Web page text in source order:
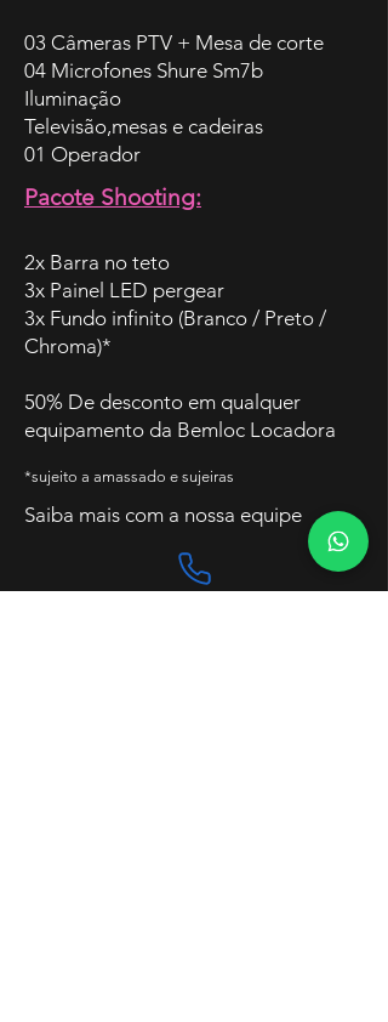
03 Câmeras PTV + Mesa de corte
04 Microfones Shure Sm7b
Iluminação
Televisão,mesas e cadeiras
01 Operador
Pacote Shooting:
2x Barra no teto
3x Painel LED pergear
3x Fundo infinito (Branco / Preto /
Chroma)*
50% De desconto em qualquer
equipamento da Bemloc Locadora
*sujeito a amassado e sujeiras
Saiba mais com a nossa equipe